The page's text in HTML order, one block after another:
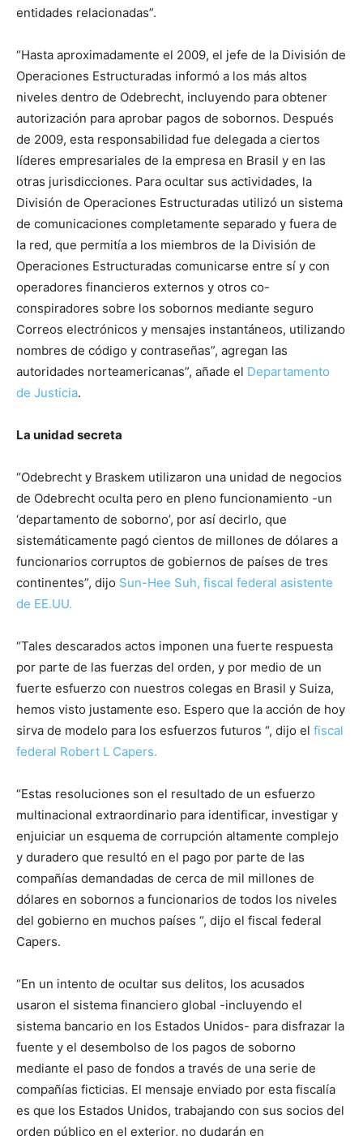
entidades relacionadas”.
“Hasta aproximadamente el 2009, el jefe de la División de
Operaciones Estructuradas informó a los más altos
niveles dentro de Odebrecht, incluyendo para obtener
autorización para aprobar pagos de sobornos. Después
de 2009, esta responsabilidad fue delegada a ciertos
líderes empresariales de la empresa en Brasil y en las
otras jurisdicciones. Para ocultar sus actividades, la
División de Operaciones Estructuradas utilizó un sistema
de comunicaciones completamente separado y fuera de
la red, que permitía a los miembros de la División de
Operaciones Estructuradas comunicarse entre sí y con
operadores financieros externos y otros co-
conspiradores sobre los sobornos mediante seguro
Correos electrónicos y mensajes instantáneos, utilizando
nombres de código y contraseñas”, agregan las
autoridades norteamericanas”, añade el Departamento
de Justicia.
La unidad secreta
“Odebrecht y Braskem utilizaron una unidad de negocios
de Odebrecht oculta pero en pleno funcionamiento -un
‘departamento de soborno’, por así decirlo, que
sistemáticamente pagó cientos de millones de dólares a
funcionarios corruptos de gobiernos de países de tres
continentes”, dijo Sun-Hee Suh, fiscal federal asistente
de EE.UU.
“Tales descarados actos imponen una fuerte respuesta
por parte de las fuerzas del orden, y por medio de un
fuerte esfuerzo con nuestros colegas en Brasil y Suiza,
hemos visto justamente eso. Espero que la acción de hoy
sirva de modelo para los esfuerzos futuros “, dijo el fiscal
federal Robert L Capers.
“Estas resoluciones son el resultado de un esfuerzo
multinacional extraordinario para identificar, investigar y
enjuiciar un esquema de corrupción altamente complejo
y duradero que resultó en el pago por parte de las
compañías demandadas de cerca de mil millones de
dólares en sobornos a funcionarios de todos los niveles
del gobierno en muchos países “, dijo el fiscal federal
Capers.
“En un intento de ocultar sus delitos, los acusados ​​
usaron el sistema financiero global -incluyendo el
sistema bancario en los Estados Unidos- para disfrazar la
fuente y el desembolso de los pagos de soborno
mediante el paso de fondos a través de una serie de
compañías ficticias. El mensaje enviado por esta fiscalía
es que los Estados Unidos, trabajando con sus socios del
orden público en el exterior, no dudarán en